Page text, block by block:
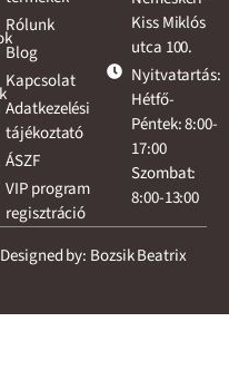
Rólunk
Blog
Kapcsolat
Adatkezelési
tájékoztató
ÁSZF
VIP program
regisztráció
Kiss Miklós
utca 100.
Nyitvatartás:
Hétfő-
Péntek: 8:00-
17:00
Szombat:
8:00-13:00
Designed by: Bozsik Beatrix